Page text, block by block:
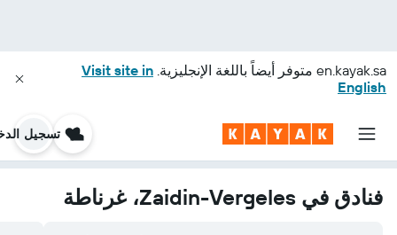
en.kayak.sa متوفر أيضاً باللغة الإنجليزية. Visit site in
English
تسجيل
فنادق في Zaidin-Vergeles، غرناطة